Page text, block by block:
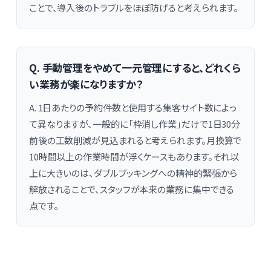
ことで、導入後のトラブルをほぼ防げると考えられます。
Q. 手動管理をやめて一元管理にすると、どれくら
い業務が楽になりますか？
A. 1日あたりの予約件数と使用する集客サイト数によっ
て異なりますが、一般的に「枠消し作業」だけで1日30分
前後の工数削減が見込まれると考えられます。月換算で
10時間以上の作業時間が浮くケースもあります。それ以
上に大きいのは、ダブルブッキングへの精神的緊張から
解放されることで、スタッフが本来の業務に集中できる
点です。